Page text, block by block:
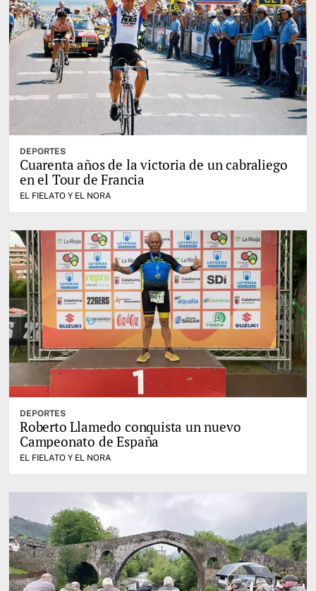
DEPORTES
Cuarenta años de la victoria de un cabraliego
en el Tour de Francia
EL FIELATO Y EL NORA
DEPORTES
Roberto Llamedo conquista un nuevo
Campeonato de España
EL FIELATO Y EL NORA